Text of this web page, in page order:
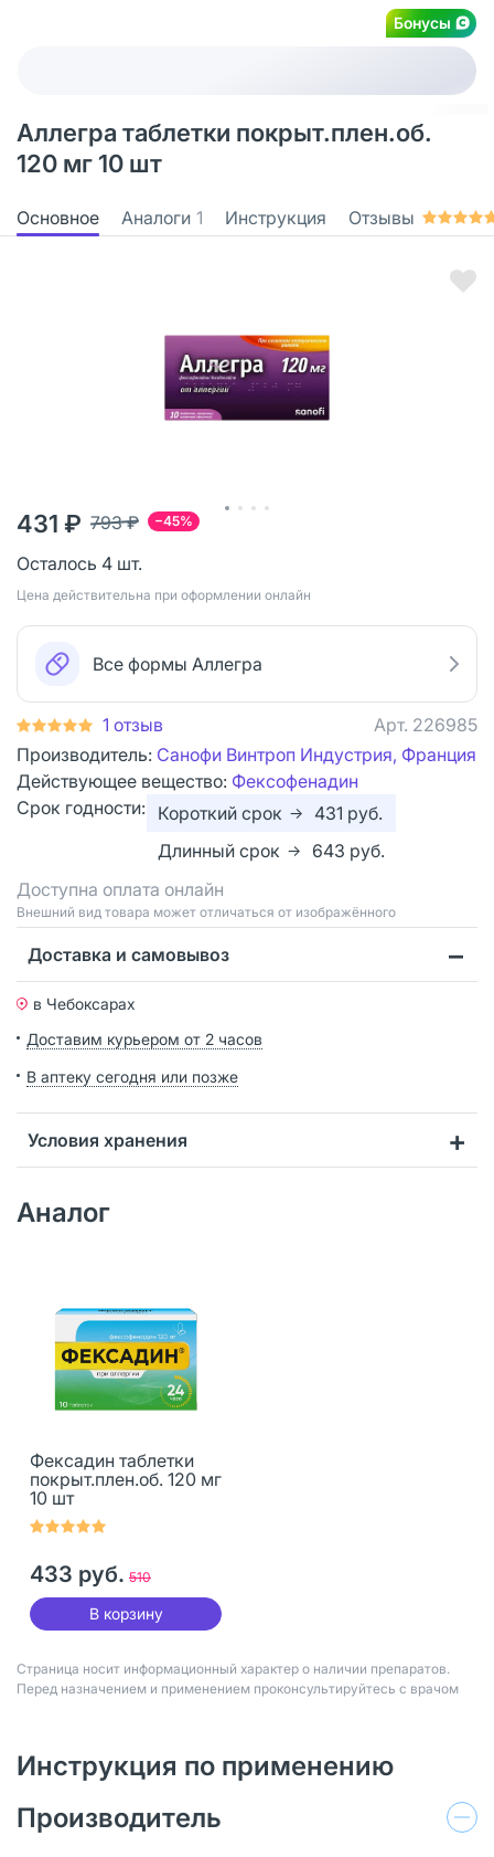
Бонусы
Аллегра таблетки покрыт.плен.об.
120 мг 10 шт
Основное Аналоги 1 Инструкция Отзывы
−45%
793 ₽
431 ₽
Осталось 4 шт.
Цена действительна при оформлении онлайн
Все формы Аллегра
1 отзыв Арт. 226985
Производитель: Санофи Винтроп Индустрия, Франция
Действующее вещество: Фексофенадин
Срок годности:
Короткий срок → 431 руб.
Длинный срок → 643 руб.
Доступна оплата онлайн
Bнешний вид товара может отличаться от изображённого
Доставка и самовывоз
в Чебоксарах
Доставим курьером от 2 часов
В аптеку сегодня или позже
Условия хранения
Аналог
Фексадин таблетки
покрыт.плен.об. 120 мг
10 шт
433 руб. 510
В корзину
Страница носит информационный характер о наличии препаратов.
Перед назначением и применением проконсультируйтесь с врачом
Инструкция по применению
Производитель